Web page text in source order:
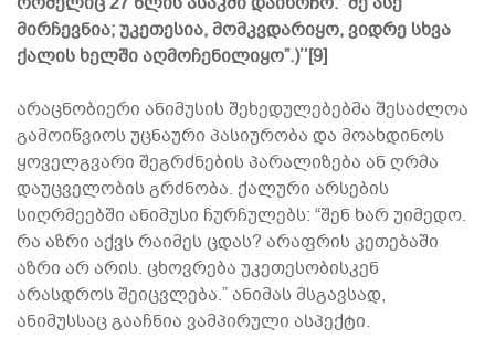
მირჩევნია; უკეთესია, მომკვდარიყო, ვიდრე სხვა
ქალის ხელში აღმოჩენილიყო”.)’’[9]
არაცნობიერი ანიმუსის შეხედულებებმა შესაძლოა
გამოიწვიოს უცნაური პასიურობა და მოახდინოს
ყოველგვარი შეგრძნების პარალიზება ან ღრმა
დაუცველობის გრძნობა. ქალური არსების
სიღრმეებში ანიმუსი ჩურჩულებს: “შენ ხარ უიმედო.
რა აზრი აქვს რაიმეს ცდას? არაფრის კეთებაში
აზრი არ არის. ცხოვრება უკეთესობისკენ
არასდროს შეიცვლება.” ანიმას მსგავსად,
ანიმუსსაც გააჩნია ვამპირული ასპექტი.